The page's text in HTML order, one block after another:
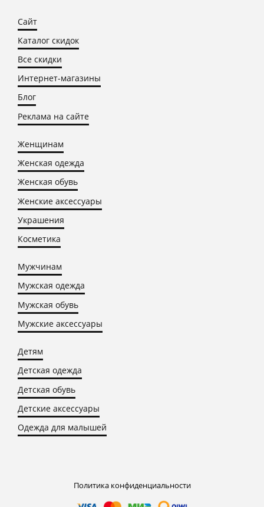
Сайт
Каталог скидок
Все скидки
Интернет-магазины
Блог
Реклама на сайте
Женщинам
Женская одежда
Женская обувь
Женские аксессуары
Украшения
Косметика
Мужчинам
Мужская одежда
Мужская обувь
Мужские аксессуары
Детям
Детская одежда
Детская обувь
Детские аксессуары
Одежда для малышей
Политика конфиденциальности